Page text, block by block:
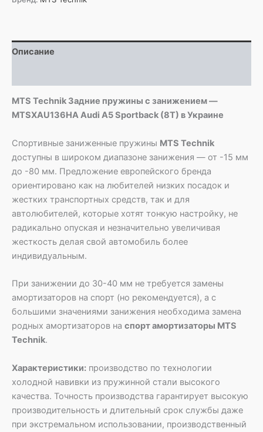
занижением
Audi
A5
Описание
MTS Technik Задние пружины с занижением —
MTSXAU136HA Audi A5 Sportback (8T) в Украине
Спортивные заниженные пружины MTS Technik
доступны в широком диапазоне занижения — от -15 мм
до -80 мм. Предложение европейского бренда
ориентировано как на любителей низких посадок и
жестких транспортных средств, так и для
автолюбителей, которые хотят тонкую настройку, не
радикально опуская и незначительно увеличивая
жесткость делая свой автомобиль более
индивидуальным.
При занижении до 30-40 мм не требуется замены
амортизаторов на спорт (но рекомендуется), а с
большими значениями занижения необходима замена
родных амортизаторов на спорт амортизаторы MTS
Technik.
Характеристики: производство по технологии
холодной навивки из пружинной стали высокого
качества. Точность производства гарантирует высокую
производительность и длительный срок службы даже
при экстремальном использовании, производственный